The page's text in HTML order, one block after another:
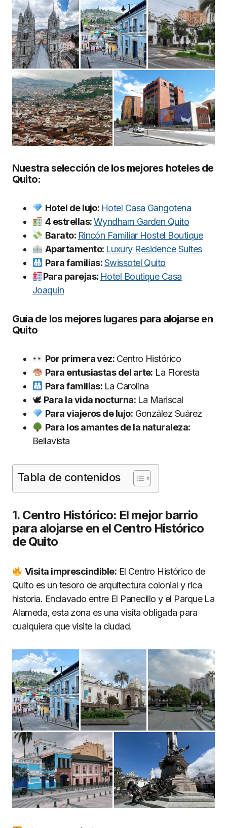
Nuestra selección de los mejores hoteles de
Quito:
Hotel de lujo: Hotel Casa Gangotena
4 estrellas:Wyndham Garden Quito
Barato: Rincón Familiar Hostel Boutique
Apartamento: Luxury Residence Suites
Para familias:Swissotel Quito
Para parejas: Hotel Boutique Casa
Joaquin
Guía de los mejores lugares para alojarse en
Quito
Por primera vez: Centro Histórico
Para entusiastas del arte: La Floresta
Para familias: La Carolina
🕊 Para la vida nocturna: La Mariscal
Para viajeros de lujo: González Suárez
Para los amantes de la naturaleza:
Bellavista
Tabla de contenidos
1. Centro Histórico: El mejor barrio
para alojarse en el Centro Histórico
de Quito
Visita imprescindible: El Centro Histórico de
Quito es un tesoro de arquitectura colonial y rica
historia. Enclavado entre El Panecillo y el Parque La
Alameda, esta zona es una visita obligada para
cualquiera que visite la ciudad.